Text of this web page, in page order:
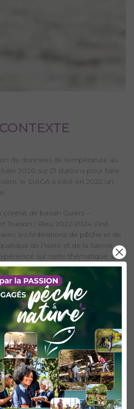
de données de température au
2020 sur 21 stations pour faire
le SIAGA a initié en 2022 un
de bassin Guiers –
Truison / Rieu 2022-2024 s’est
les fédérations de pêche et de
de l’Isère et de la Savoie
sur cette thématique. Ce
volonté de mieux connaître le profil
des cours d’eau du bassin du
des Refuges thermiques pour
par Scimabio Interface au cours de
EN ŒUVRE
compose de 30 stations dont :